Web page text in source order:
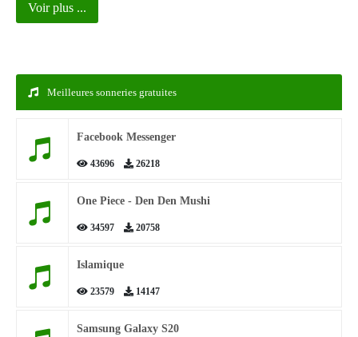
Voir plus ...
Meilleures sonneries gratuites
Facebook Messenger
43696 26218
One Piece - Den Den Mushi
34597 20758
Islamique
23579 14147
Samsung Galaxy S20